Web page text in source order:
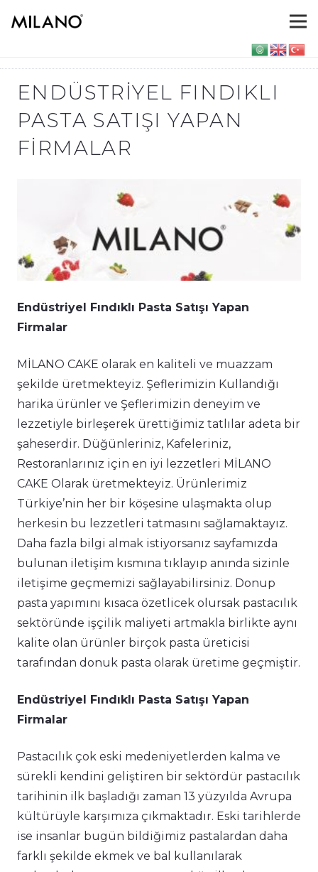
ENDÜSTRIYEL FINDIKLI
PASTA SATIŞI YAPAN
FIRMALAR
Endüstriyel Fındıklı Pasta Satışı Yapan
Firmalar
MİLANO CAKE olarak en kaliteli ve muazzam
şekilde üretmekteyiz. Şeflerimizin Kullandığı
harika ürünler ve Şeflerimizin deneyim ve
lezzetiyle birleşerek ürettiğimiz tatlılar adeta bir
şaheserdir. Düğünleriniz, Kafeleriniz,
Restoranlarınız için en iyi lezzetleri MİLANO
CAKE Olarak üretmekteyiz. Ürünlerimiz
Türkiye’nin her bir köşesine ulaşmakta olup
herkesin bu lezzetleri tatmasını sağlamaktayız.
Daha fazla bilgi almak istiyorsanız sayfamızda
bulunan iletişim kısmına tıklayıp anında sizinle
iletişime geçmemizi sağlayabilirsiniz. Donup
pasta yapımını kısaca özetlicek olursak pastacılık
sektöründe işçilik maliyeti artmakla birlikte aynı
kalite olan ürünler birçok pasta üreticisi
tarafından donuk pasta olarak üretime geçmiştir.
Endüstriyel Fındıklı Pasta Satışı Yapan
Firmalar
Pastacılık çok eski medeniyetlerden kalma ve
sürekli kendini geliştiren bir sektördür pastacılık
tarihinin ilk başladığı zaman 13 yüzyılda Avrupa
kültürüyle karşımıza çıkmaktadır. Eski tarihlerde
ise insanlar bugün bildiğimiz pastalardan daha
farklı şekilde ekmek ve bal kullanılarak